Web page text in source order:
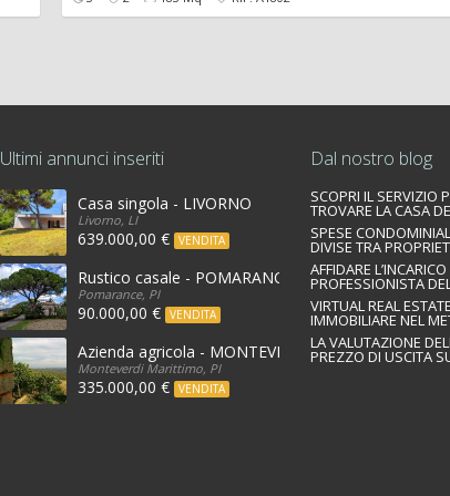
Ultimi annunci inseriti
Casa singola - LIVORNO
Livorno, LI
639.000,00 € VENDITA
Rustico casale - POMARANCE
Pomarance, PI
90.000,00 € VENDITA
Azienda agricola - MONTEVERDI MARITTIMO
Monteverdi Marittimo, PI
335.000,00 € VENDITA
Dal nostro blog
SCOPRI IL SERVIZIO
TROVARE LA CASA
SPESE
DIVISE TRA
AFFIDARE
PROFESSIONISTA
VIRTUAL REAL
IMMOBILIARE NEL
LA VALUTAZIONE
PREZZO DI USCITA